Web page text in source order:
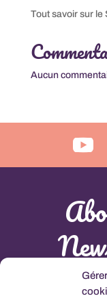
Tout savoir sur le
Aucun
L'abonnement à cette